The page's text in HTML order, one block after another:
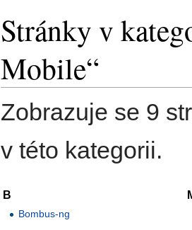
Stránky v
Mobile“
Zobrazuje se 9
v této kategorii.
B
Bombus-ng